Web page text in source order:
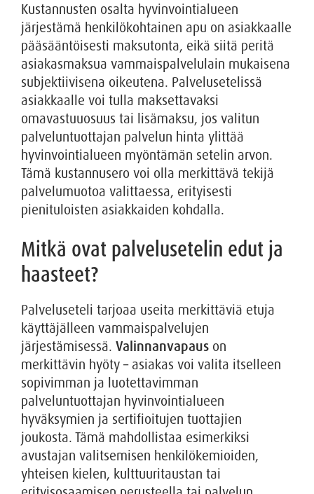
Kustannusten osalta hyvinvointialueen
järjestämä henkilökohtainen apu on asiakkaalle
pääsääntöisesti maksutonta, eikä siitä peritä
asiakasmaksua vammaispalvelulain mukaisena
subjektiivisena oikeutena. Palvelusetelissä
asiakkaalle voi tulla maksettavaksi
omavastuuosuus tai lisämaksu, jos valitun
palveluntuottajan palvelun hinta ylittää
hyvinvointialueen myöntämän setelin arvon.
Tämä kustannusero voi olla merkittävä tekijä
palvelumuotoa valittaessa, erityisesti
pienituloisten asiakkaiden kohdalla.
Mitkä ovat palvelusetelin edut ja
haasteet?
Palveluseteli tarjoaa useita merkittäviä etuja
käyttäjälleen vammaispalvelujen
järjestämisessä. Valinnanvapaus on
merkittävin hyöty – asiakas voi valita itselleen
sopivimman ja luotettavimman
palveluntuottajan hyvinvointialueen
hyväksymien ja sertifioitujen tuottajien
joukosta. Tämä mahdollistaa esimerkiksi
avustajan valitsemisen henkilökemioiden,
yhteisen kielen, kulttuuritaustan tai